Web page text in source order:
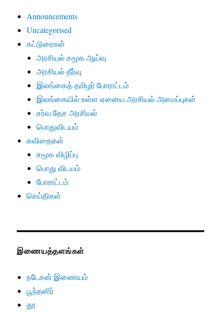
Announcements
Uncategorised
கட்டுரைகள்
அரசியல் சமூக ஆய்வு
அரசியல் தீர்வு
இலங்கைத் தமிழர் போராட்டம்
இலங்கையில் உள்ள ஏனைய அரசியல் அமைப்புகள்
சர்வ தேச அரசியல்
பொதுவிடயம்
கவிதைகள்
சமூக விழிப்பு
பொது விடயம்
போராட்டம்
செய்திகள்
இணையத்தளங்கள்
நடேசன் இணையம்
பூந்தளிர்
தூ